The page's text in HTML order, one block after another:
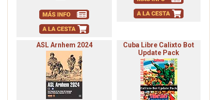
ASL Arnhem 2024
Cuba Libre Calixto Bot
Update Pack